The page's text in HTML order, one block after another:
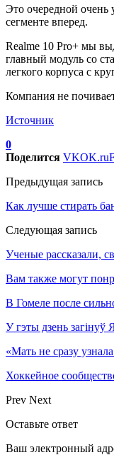
Это очередной очень
сегменте вперед.
Realme 10 Pro+ мы
главный модуль со
легкого корпуса с
Компания не
Источник
0
Поделится VKOK.ru
Предыдущая запись
Как лучше стирать
Следующая запись
Ученые рассказали,
Вам также могут
В Гомеле после
У гэты дзень загінуў
«Мать не сразу
Хоккейное
Prev Next
Оставьте ответ
Ваш электронный